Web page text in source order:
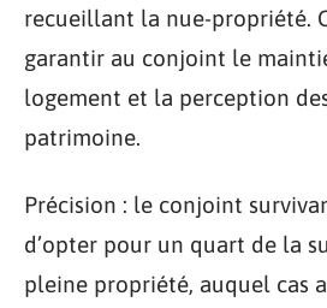
recueillant la nue-propriété.
garantir au conjoint le
logement et la perception
patrimoine.
Précision : le conjoint
d’opter pour un quart de la
pleine propriété, auquel cas